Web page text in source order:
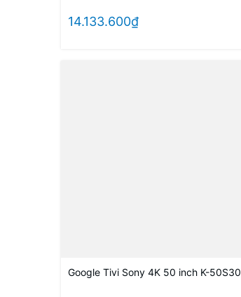
14.133.600₫
Google Tivi Sony 4K 50 inch K-50S30